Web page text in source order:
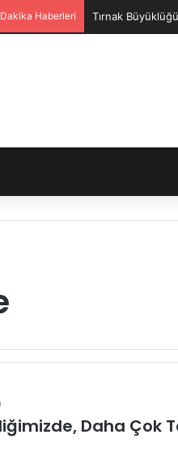
Haberleri Tırnak
Daha Çok